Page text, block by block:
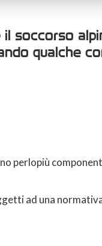
soccorso
qualche
perlopiù
ad una